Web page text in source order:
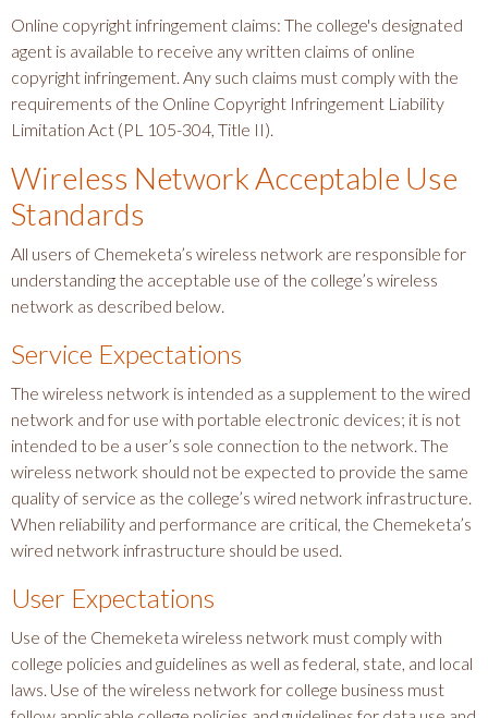
Online copyright infringement claims: The college's designated
agent is available to receive any written claims of online
copyright infringement. Any such claims must comply with the
requirements of the Online Copyright Infringement Liability
Limitation Act (PL 105-304, Title II).
Wireless Network Acceptable Use
Standards
All users of Chemeketa’s wireless network are responsible for
understanding the acceptable use of the college’s wireless
network as described below.
Service Expectations
The wireless network is intended as a supplement to the wired
network and for use with portable electronic devices; it is not
intended to be a user’s sole connection to the network. The
wireless network should not be expected to provide the same
quality of service as the college’s wired network infrastructure.
When reliability and performance are critical, the Chemeketa’s
wired network infrastructure should be used.
User Expectations
Use of the Chemeketa wireless network must comply with
college policies and guidelines as well as federal, state, and local
laws. Use of the wireless network for college business must